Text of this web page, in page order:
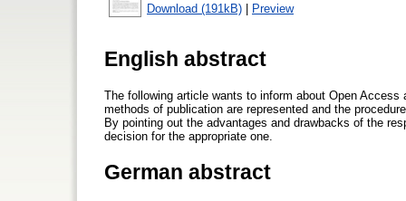
Download (191kB) | Preview
English abstract
The following article wants to inform about Open
methods of publication are represented and the
By pointing out the advantages and drawbacks of the
decision for the appropriate one.
German abstract